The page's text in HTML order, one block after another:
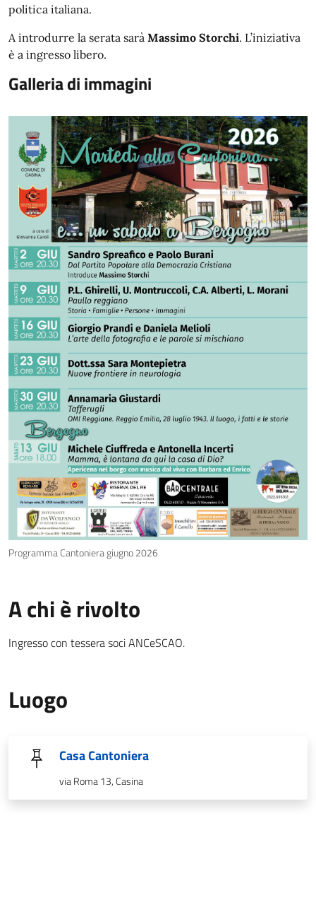
politica italiana.
A introdurre la serata sarà Massimo Storchi. L’iniziativa
è a ingresso libero.
Galleria di immagini
Programma Cantoniera giugno 2026
A chi è rivolto
Ingresso con tessera soci ANCeSCAO.
Luogo
Casa Cantoniera
via Roma 13, Casina